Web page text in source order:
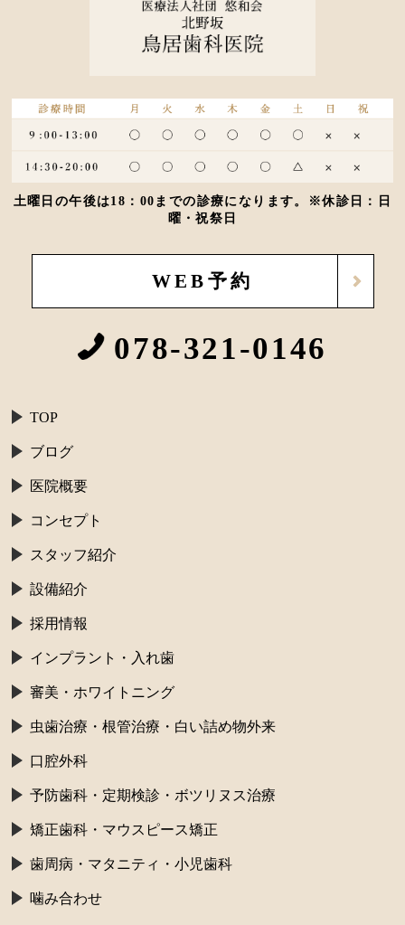
土曜日の午後は18：00までの診療になります。※休診日：日
曜・祝祭日
WEB予約
078-321-0146
TOP
ブログ
医院概要
コンセプト
スタッフ紹介
設備紹介
採用情報
インプラント・入れ歯
審美・ホワイトニング
虫歯治療・根管治療・白い詰め物外来
口腔外科
予防歯科・定期検診・ボツリヌス治療
矯正歯科・マウスピース矯正
歯周病・マタニティ・小児歯科
噛み合わせ